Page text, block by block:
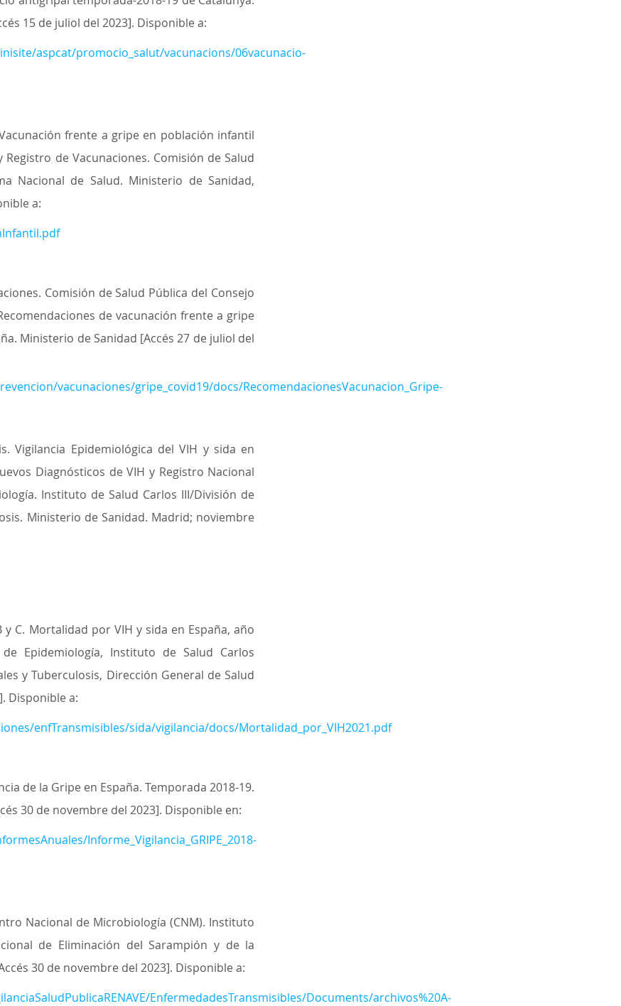
15 de juliol del 2023]. Disponible a:
aspcat/promocio_salut/vacunacions/06vacunacio-
frente a gripe en población infantil
de Vacunaciones. Comisión de Salud
Nacional de Salud. Ministerio de Sanidad,
a:
Comisión de Salud Pública del Consejo
de vacunación frente a gripe
Ministerio de Sanidad [Accés 27 de juliol del
vacunaciones/gripe_covid19/docs/RecomendacionesVacunacion_Gripe-
Vigilancia Epidemiológica del VIH y sida en
Diagnósticos de VIH y Registro Nacional
Instituto de Salud Carlos III/División de
Ministerio de Sanidad. Madrid; noviembre
C. Mortalidad por VIH y sida en España, año
Epidemiología, Instituto de Salud Carlos
y Tuberculosis, Dirección General de Salud
Disponible a:
enfTransmisibles/sida/vigilancia/docs/Mortalidad_por_VIH2021.pdf
de la Gripe en España. Temporada 2018-19.
30 de novembre del 2023]. Disponible en:
Informe_Vigilancia_GRIPE_2018-
Nacional de Microbiología (CNM). Instituto
de Eliminación del Sarampión y de la
30 de novembre del 2023]. Disponible a:
EnfermedadesTransmisibles/Documents/archivos%20A-